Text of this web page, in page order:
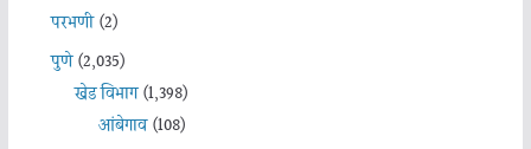
परभणी(2)
पुणे(2,035)
खेड विभाग(1,398)
आंबेगाव(108)